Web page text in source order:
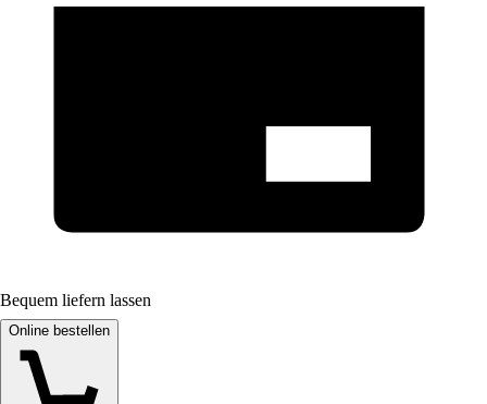
Bequem liefern lassen
Online bestellen